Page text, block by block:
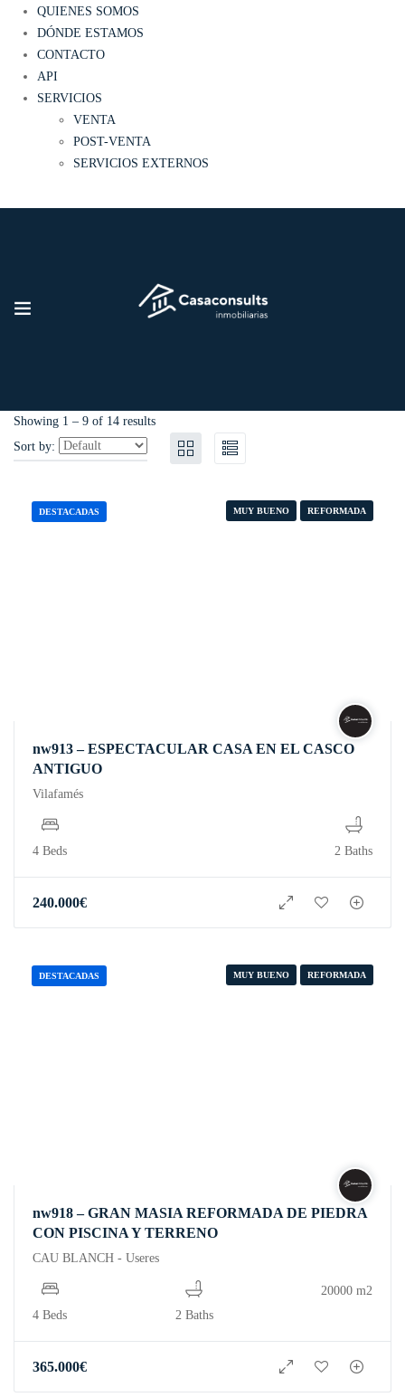
QUIENES SOMOS
DÓNDE ESTAMOS
CONTACTO
API
SERVICIOS
VENTA
POST-VENTA
SERVICIOS EXTERNOS
Showing 1 – 9 of 14 results
Sort by:
DESTACADAS MUY BUENO REFORMADA
nw913 – ESPECTACULAR CASA EN EL CASCO
ANTIGUO
Vilafamés
4 Beds 2 Baths
240.000€
DESTACADAS MUY BUENO REFORMADA
nw918 – GRAN MASIA REFORMADA DE PIEDRA
CON PISCINA Y TERRENO
CAU BLANCH - Useres
4 Beds 2 Baths
20000 m2
365.000€